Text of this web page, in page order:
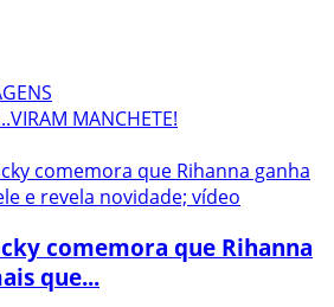
MANCHETE!
comemora que Rihanna
que...